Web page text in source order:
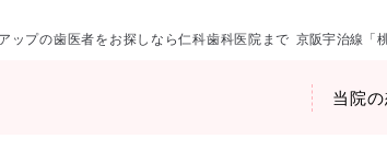
ップの歯医者をお探しなら仁科歯科医院まで 京阪宇治線「
当院